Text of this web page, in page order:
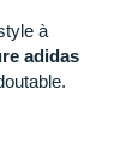
à
adidas